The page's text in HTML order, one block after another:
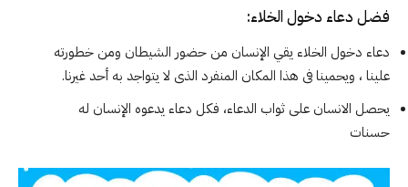
فضل دعاء دخول الخلاء:
دعاء دخول الخلاء يقي الإنسان من حضور الشيطان ومن خطورته
علينا ، ويحمينا فى هذا المكان المنفرد الذى لا يتواجد به أحد غيرنا.
يحصل الانسان على ثواب الدعاء، فكل دعاء يدعوه الإنسان له
حسنات